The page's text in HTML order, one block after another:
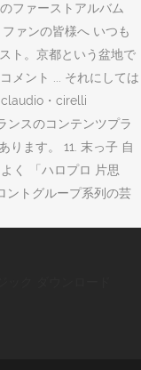
ファーストアルバム
ァンの皆様へ いつも
ト。京都という盆地で
メント ... それにしては
claudio・cirelli
ンスのコンテンツプラ
ます。 11. 末っ子 自
く 「ハロプロ 片思
ントグループ系列の芸